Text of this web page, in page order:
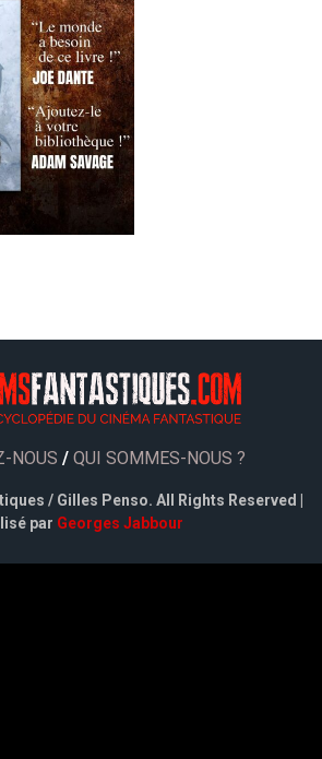
NOUS / QUI SOMMES-NOUS ?
/ Gilles Penso. All Rights Reserved |
par Georges Jabbour